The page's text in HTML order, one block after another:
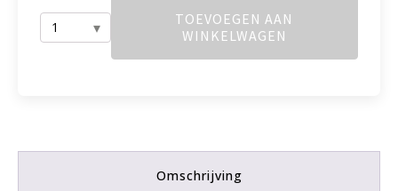
WEICON
TOEVOEGEN AAN
WINKELWAGEN
Omschrijving